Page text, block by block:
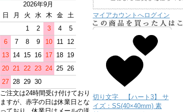
2026年9月
日
月 火 水 木 金
土
1
2 3 4
5
6
7 8 9 10 11
12
13 14 15 16 17 18 19
20 21 22 23 24 25 26
27 28 29 30
ご注文は24時間受け付けており
ますが、赤字の日は休業日とな
マイアカウントへログイン
切り文字 【ハート3】 サ
イズ：SS(40×40mm) 素